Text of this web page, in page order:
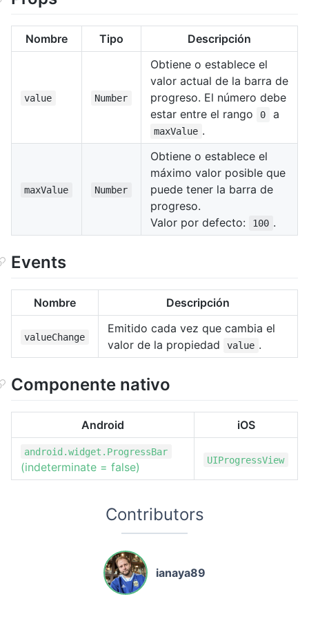
Nombre Tipo Descripción
value Number
Obtiene o establece el
valor actual de la barra de
progreso. El número debe
estar entre el rango
0 a
maxValue .
maxValue Number
Obtiene o establece el
máximo valor posible que
puede tener la barra de
progreso.
Valor por defecto:
100 .
Events
Nombre Descripción
valueChange
Emitido cada vez que cambia el
valor de la propiedad
value .
Componente nativo
Android iOS
android.widget.ProgressBar
(indeterminate = false)
UIProgressView
Contributors
ianaya89